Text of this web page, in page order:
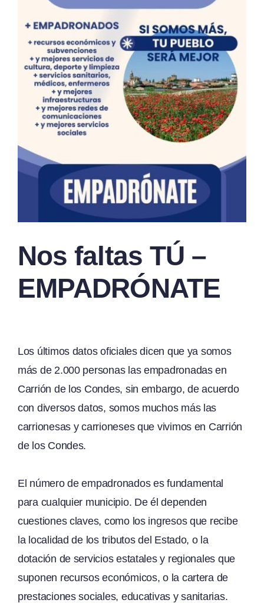
Nos faltas TÚ –
EMPADRÓNATE
Los últimos datos oficiales dicen que ya somos
más de 2.000 personas las empadronadas en
Carrión de los Condes, sin embargo, de acuerdo
con diversos datos, somos muchos más las
carrionesas y carrioneses que vivimos en Carrión
de los Condes.
El número de empadronados es fundamental
para cualquier municipio. De él dependen
cuestiones claves, como los ingresos que recibe
la localidad de los tributos del Estado, o la
dotación de servicios estatales y regionales que
suponen recursos económicos, o la cartera de
prestaciones sociales, educativas y sanitarias.